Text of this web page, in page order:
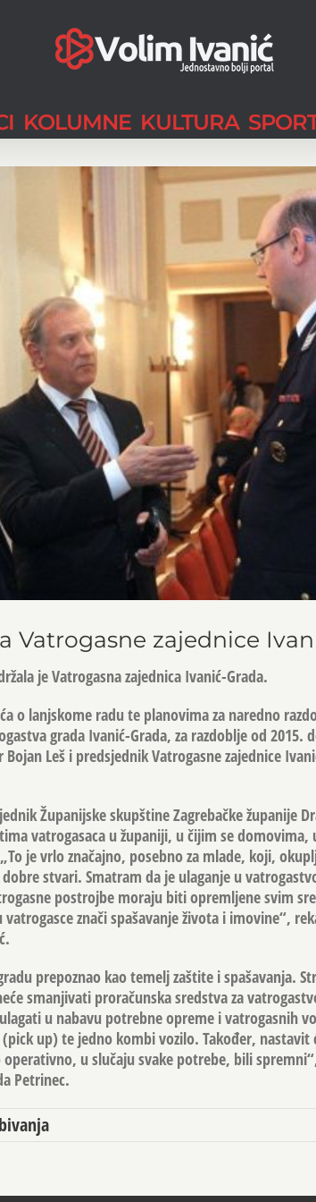
KOLUMNE KULTURA
Vatrogasne zajednice
je Vatrogasna zajednica Ivanić-Grada.
o lanjskome radu te planovima za naredno
grada Ivanić-Grada, za razdoblje od 2015.
Leš i predsjednik Vatrogasne zajednice
Županijske skupštine Zagrebačke županije
vatrogasaca u županiji, u čijim se
je vrlo značajno, posebno za mlade, koji,
stvari. Smatram da je ulaganje u
postrojbe moraju biti opremljene svim
znači spašavanje života i imovine“,
prepoznao kao temelj zaštite i spašavanja.
smanjivati proračunska sredstva za
u nabavu potrebne opreme i vatrogasnih
up) te jedno kombi vozilo. Također, nastavit
u slučaju svake potrebe, bili
Petrinec.